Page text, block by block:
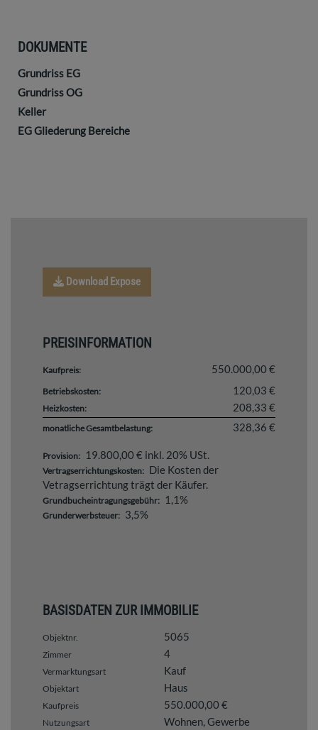
DOKUMENTE
Grundriss EG
Grundriss OG
Keller
EG Gliederung Bereiche
Download Expose
PREISINFORMATION
Kaufpreis: 550.000,00 €
Betriebskosten: 120,03 €
Heizkosten: 208,33 €
monatliche Gesamtbelastung: 328,36 €
Provision: 19.800,00 € inkl. 20% USt.
Vertragserrichtungskosten: Die Kosten der
Vetragserrichtung trägt der Käufer.
Grundbucheintragungsgebühr: 1,1%
Grunderwerbsteuer: 3,5%
BASISDATEN ZUR IMMOBILIE
Objektnr. 5065
Zimmer 4
Vermarktungsart Kauf
Objektart Haus
Kaufpreis 550.000,00 €
Nutzungsart Wohnen Gewerbe